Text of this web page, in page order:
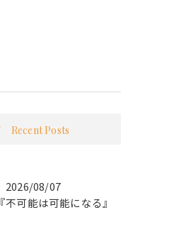
Recent Posts
2026/08/07
『不可能は可能になる』